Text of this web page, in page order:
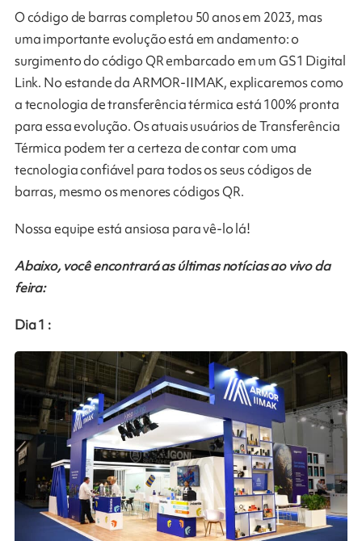
O código de barras completou 50 anos em 2023, mas
uma importante evolução está em andamento: o
surgimento do código QR embarcado em um GS1 Digital
Link. No estande da ARMOR-IIMAK, explicaremos como
a tecnologia de transferência térmica está 100% pronta
para essa evolução. Os atuais usuários de Transferência
Térmica podem ter a certeza de contar com uma
tecnologia confiável para todos os seus códigos de
barras, mesmo os menores códigos QR.
Nossa equipe está ansiosa para vê-lo lá!
Abaixo, você encontrará as últimas notícias ao vivo da
feira:
Dia 1 :